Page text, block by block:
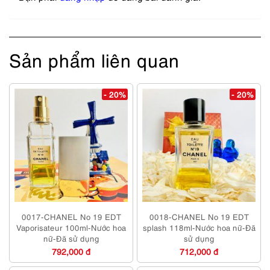
Sản phẩm liên quan
- 20%
0017-CHANEL No 19 EDT
Vaporisateur 100ml-Nước hoa
nữ-Đã sử dụng
792,000 đ
- 20%
0018-CHANEL No 19 EDT
splash 118ml-Nước hoa nữ-Đã
sử dụng
712,000 đ